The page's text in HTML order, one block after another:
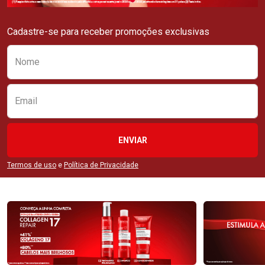
Cadastre-se para receber promoções exclusivas
Nome
Email
ENVIAR
Termos de uso e Política de Privacidade